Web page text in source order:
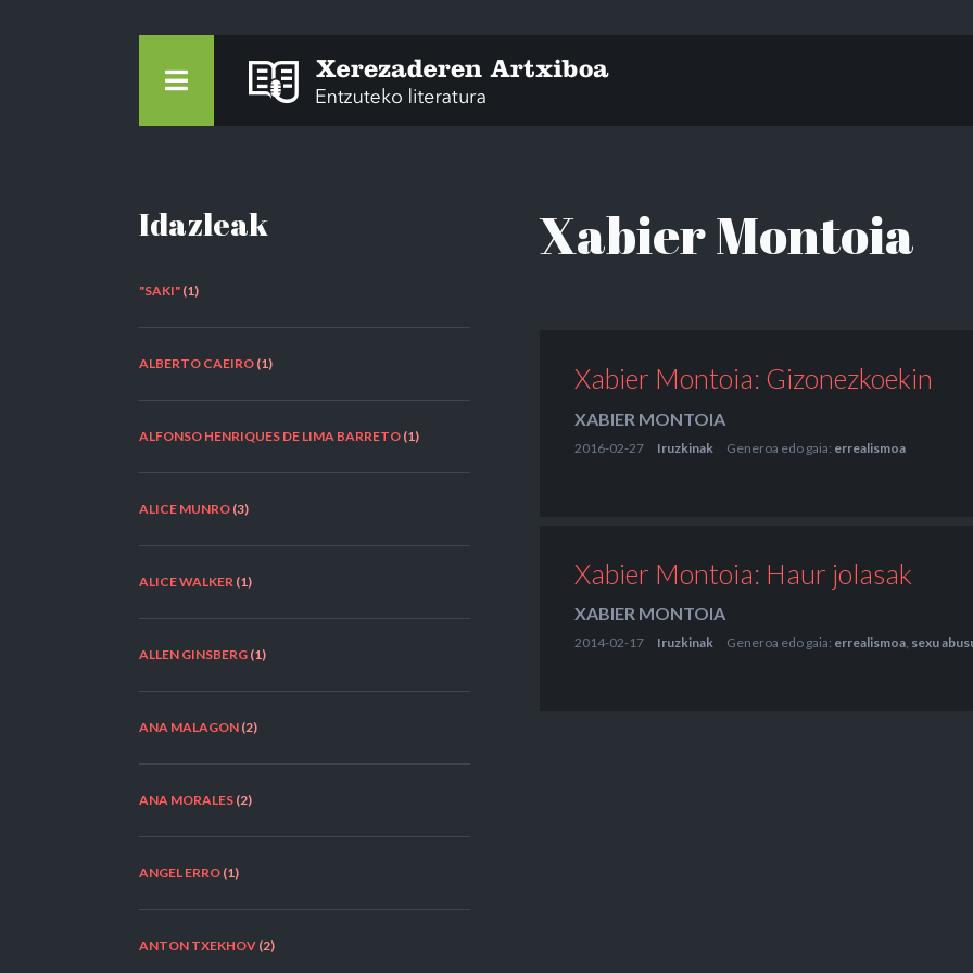
Idazleak
"SAKI" (1)
ALBERTO CAEIRO (1)
ALFONSO HENRIQUES DE LIMA BARRETO (1)
ALICE MUNRO (3)
ALICE WALKER (1)
ALLEN GINSBERG (1)
ANA MALAGON (2)
ANA MORALES (2)
ANGEL ERRO (1)
ANTON TXEKHOV (2)
Xabier Montoia
Xabier Montoia: Gizonezkoekin
XABIER MONTOIA
2016-02-27 Iruzkinak Generoa edo gaia: errealismoa
Xabier Montoia: Haur jolasak
XABIER MONTOIA
2014-02-17 Iruzkinak Generoa edo gaia: errealismoa, sexu